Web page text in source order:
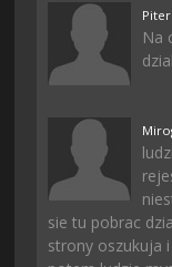
Na
sie tu pobrac
strony oszukuja